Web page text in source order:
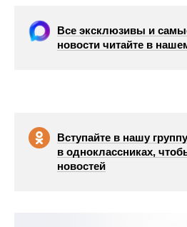
Все эксклюзивы и
новости читайте в
Вступайте в нашу группу
в одноклассниках,
новостей